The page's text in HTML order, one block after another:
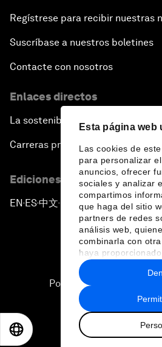
Esta página web
Las cookies de
para personalizar
anuncios, ofrecer
sociales y analizar
compartimos
que haga del sitio
partners de redes
análisis web,
combinarla con
haya
recopilado a partir
hecho de sus
Regístrese para recibir nuestras
Suscríbase a nuestros boletines
Contacte con nosotros
Enlaces directos
La sostenibilidad en el Foro
Carreras profesionales
Ediciones en otros idiomas
EN ▪ES▪中文▪ 日本語
Política de privacidad y
Sitemap
2026 Foro